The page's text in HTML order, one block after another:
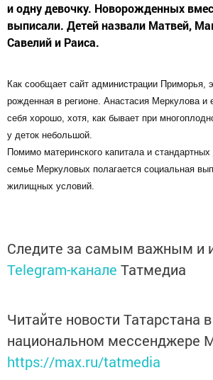
и одну девочку. Новорожденных
выписали. Детей назвали Матвей,
Савелий и Раиса.
Как сообщает сайт администрации Приморья,
рожденная в регионе. Анастасия Меркулова и
себя хорошо, хотя, как бывает при
у деток небольшой.
Помимо материнского капитала и
семье Меркуловых полагается социальная
жилищных условий.
Следите за самым важным и
Telegram-канале Татмедиа
Читайте новости Татарстана в
национальном мессенджере
https://max.ru/tatmedia